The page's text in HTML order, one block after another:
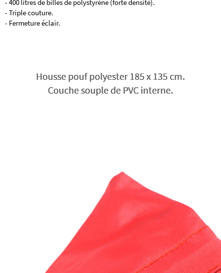
- 400 litres de billes de polystyrène (forte densité).
- Triple couture.
- Fermeture éclair.
Housse pouf polyester 185 x 135 cm.
Couche souple de PVC interne.